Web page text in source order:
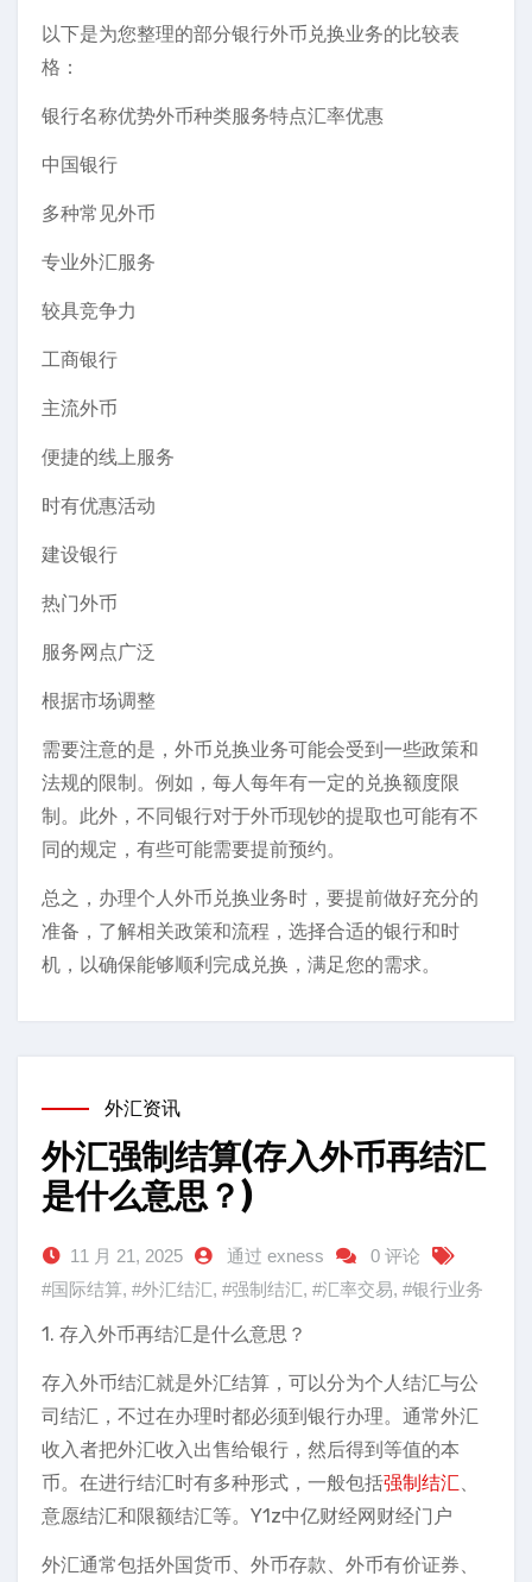
以下是为您整理的部分银行外币兑换业务的比较表
格：
银行名称优势外币种类服务特点汇率优惠
中国银行
多种常见外币
专业外汇服务
较具竞争力
工商银行
主流外币
便捷的线上服务
时有优惠活动
建设银行
热门外币
服务网点广泛
根据市场调整
需要注意的是，外币兑换业务可能会受到一些政策和
法规的限制。例如，每人每年有一定的兑换额度限
制。此外，不同银行对于外币现钞的提取也可能有不
同的规定，有些可能需要提前预约。
总之，办理个人外币兑换业务时，要提前做好充分的
准备，了解相关政策和流程，选择合适的银行和时
机，以确保能够顺利完成兑换，满足您的需求。
外汇资讯
外汇强制结算(存入外币再结汇
是什么意思？)
11 月 21, 2025 通过 exness
0 评论
#国际结算, #外汇结汇, #强制结汇, #汇率交易, #银行业务
1. 存入外币再结汇是什么意思？
存入外币结汇就是外汇结算，可以分为个人结汇与公
司结汇，不过在办理时都必须到银行办理。通常外汇
收入者把外汇收入出售给银行，然后得到等值的本
币。在进行结汇时有多种形式，一般包括强制结汇、
意愿结汇和限额结汇等。Y1z中亿财经网财经门户
外汇通常包括外国货币、外币存款、外币有价证券、